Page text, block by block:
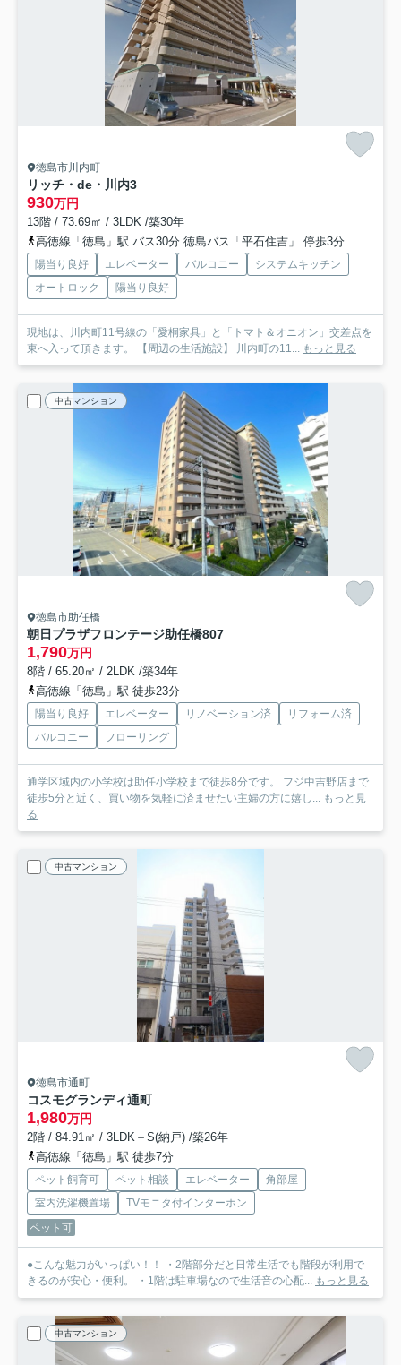
徳島市川内町
リッチ・de・川内3
930万円
13階 / 73.69㎡ / 3LDK /築30年
高徳線「徳島」駅 バス30分 徳島バス「平石住吉」 停歩3分
陽当り良好 エレベーター バルコニー
システムキッチン
オートロック
陽当り良好
現地は、川内町11号線の「愛桐家具」と「トマト＆オニオン」交差点を
東へ入って頂きます。 【周辺の生活施設】 川内町の11... もっと見る
中古マンション
徳島市助任橋
朝日プラザフロンテージ助任橋807
1,790万円
8階 / 65.20㎡ / 2LDK /築34年
高徳線「徳島」駅 徒歩23分
陽当り良好 エレベーター リノベーション済
リフォーム済
バルコニー
フローリング
通学区域内の小学校は助任小学校まで徒歩8分です。 フジ中吉野店まで
徒歩5分と近く、買い物を気軽に済ませたい主婦の方に嬉し... もっと見
る
中古マンション
徳島市通町
コスモグランディ通町
1,980万円
2階 / 84.91㎡ / 3LDK＋S(納戸) /築26年
高徳線「徳島」駅 徒歩7分
ペット飼育可 ペット相談 エレベーター
角部屋
室内洗濯機置場
TVモニタ付インターホン
ペット可
●こんな魅力がいっぱい！！ ・2階部分だと日常生活でも階段が利用で
きるのが安心・便利。 ・1階は駐車場なので生活音の心配... もっと見る
中古マンション